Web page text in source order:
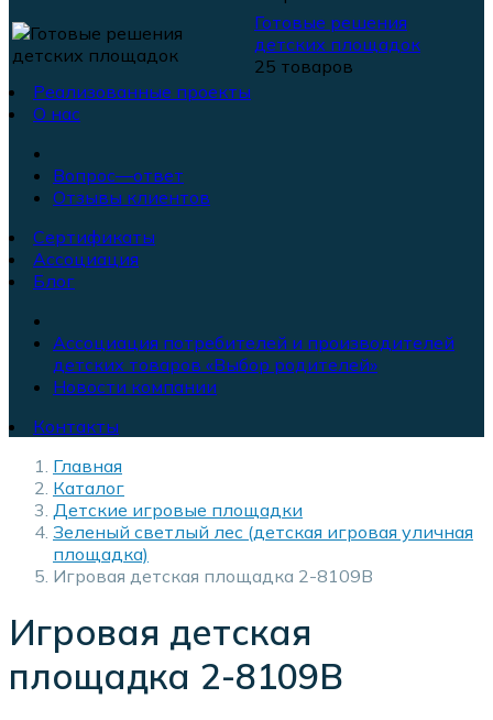
Готовые решения
детских площадок
25 товаров
Реализованные проекты
О нас
Вопрос—ответ
Отзывы клиентов
Сертификаты
Ассоциация
Блог
Ассоциация потребителей и производителей
детских товаров «Выбор родителей»
Новости компании
Контакты
Главная
Каталог
Детские игровые площадки
Зеленый светлый лес (детская игровая уличная
площадка)
Игровая детская площадка 2-8109B
Игровая детская
площадка 2-8109B